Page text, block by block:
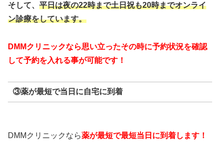
そして、 平日は夜の22時まで土日祝も20時までオンライ
ン診療をしています。
DMMクリニックなら思い立ったその時に予約状況を確認
して予約を入れる事が可能です！
③薬が最短で当日に自宅に到着
DMMクリニックなら薬が最短で最短当日に到着します！